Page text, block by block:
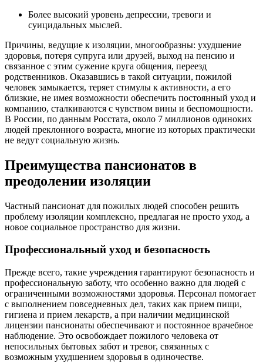
Более высокий уровень депрессии, тревоги и
суицидальных мыслей.
Причины, ведущие к изоляции, многообразны: ухудшение
здоровья, потеря супруга или друзей, выход на пенсию и
связанное с этим сужение круга общения, переезд
родственников. Оказавшись в такой ситуации, пожилой
человек замыкается, теряет стимулы к активности, а его
близкие, не имея возможности обеспечить постоянный уход и
компанию, сталкиваются с чувством вины и беспомощности.
В России, по данным Росстата, около 7 миллионов одиноких
людей преклонного возраста, многие из которых практически
не ведут социальную жизнь.
Преимущества пансионатов в
преодолении изоляции
Частный пансионат для пожилых людей способен решить
проблему изоляции комплексно, предлагая не просто уход, а
новое социальное пространство для жизни.
Профессиональный уход и безопасность
Прежде всего, такие учреждения гарантируют безопасность и
профессиональную заботу, что особенно важно для людей с
ограниченными возможностями здоровья. Персонал помогает
с выполнением повседневных дел, таких как прием пищи,
гигиена и прием лекарств, а при наличии медицинской
лицензии пансионаты обеспечивают и постоянное врачебное
наблюдение. Это освобождает пожилого человека от
непосильных бытовых забот и тревог, связанных с
возможным ухудшением здоровья в одиночестве.